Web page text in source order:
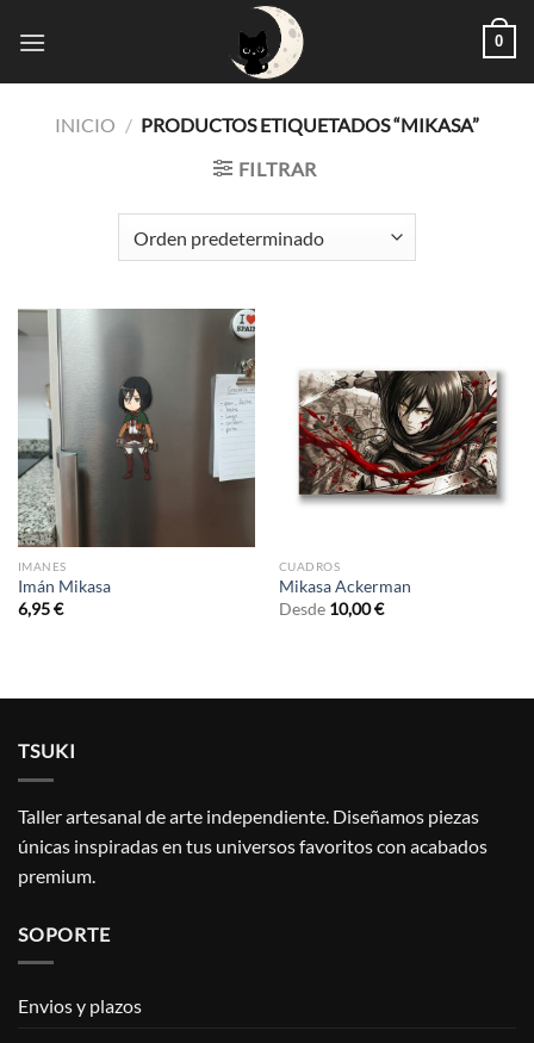
0
INICIO / PRODUCTOS ETIQUETADOS “MIKASA”
FILTRAR
IMANES
Imán Mikasa
6,95€
CUADROS
Mikasa Ackerman
Desde 10,00€
TSUKI
Taller artesanal de arte independiente. Diseñamos piezas
únicas inspiradas en tus universos favoritos con acabados
premium.
SOPORTE
Envios y plazos